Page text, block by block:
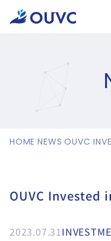
HOME NEWS OUVC
OUVC Invested
2023.07.31